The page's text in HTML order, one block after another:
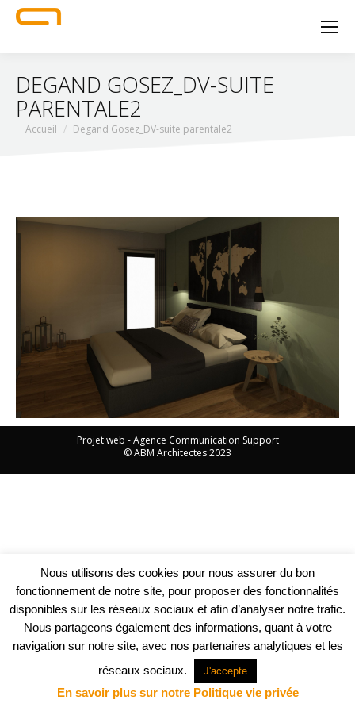
DEGAND GOSEZ_DV-SUITE
PARENTALE2
Vous êtes ici :
Accueil Degand Gosez_DV-suite parentale2
Projet web -Agence Communication Support
© ABM Architectes 2023
Nous utilisons des cookies pour nous assurer du bon
fonctionnement de notre site, pour proposer des fonctionnalités
disponibles sur les réseaux sociaux et afin d’analyser notre trafic.
Nous partageons également des informations, quant à votre
navigation sur notre site, avec nos partenaires analytiques et les
réseaux sociaux.
J'accepte
En savoir plus sur notre Politique vie privée